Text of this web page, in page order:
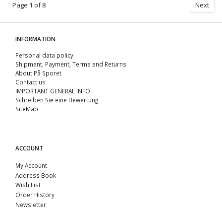
Page 1 of 8 Next
INFORMATION
Personal data policy
Shipment, Payment, Terms and Returns
About På Sporet
Contact us
IMPORTANT GENERAL INFO
Schreiben Sie eine Bewertung
SiteMap
ACCOUNT
My Account
Address Book
Wish List
Order History
Newsletter